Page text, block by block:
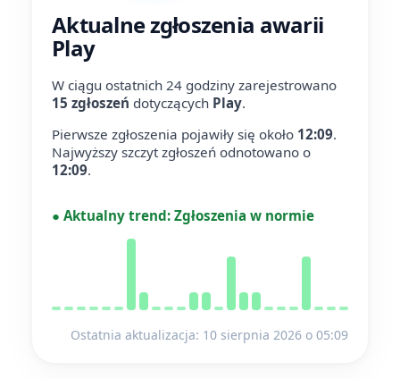
Aktualne zgłoszenia awarii
Play
W ciągu ostatnich 24 godziny zarejestrowano
15 zgłoszeń dotyczących Play.
Pierwsze zgłoszenia pojawiły się około 12:09.
Najwyższy szczyt zgłoszeń odnotowano o
12:09.
● Aktualny trend: Zgłoszenia w normie
Ostatnia aktualizacja: 10 sierpnia 2026 o 05:09